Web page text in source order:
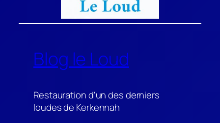
Blog le Loud
Restauration d'un des derniers
loudes de Kerkennah